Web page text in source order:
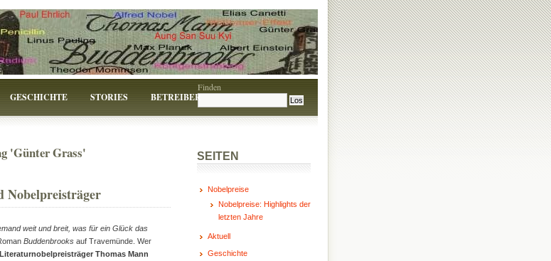
GESCHICHTE STORIES BETREIBER
Finden
'Günter Grass'
Nobelpreisträger
weit und breit, was für ein Glück das
Buddenbrooksauf Travemünde. Wer
Literaturnobelpreisträger Thomas Mann
SEITEN
Nobelpreise
Nobelpreise: Highlights der
letzten Jahre
Aktuell
Geschichte